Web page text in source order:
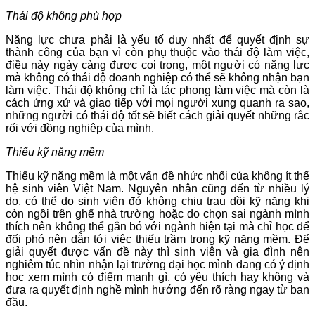
Thái độ không phù hợp
Năng lực chưa phải là yếu tố duy nhất để quyết định sự
thành công của bạn vì còn phụ thuộc vào thái độ làm việc,
điều này ngày càng được coi trọng, một người có năng lực
mà không có thái độ doanh nghiệp có thể sẽ không nhận bạn
làm việc. Thái độ không chỉ là tác phong làm việc mà còn là
cách ứng xử và giao tiếp với mọi người xung quanh ra sao,
những người có thái độ tốt sẽ biết cách giải quyết những rắc
rối với đồng nghiệp của mình.
Thiếu kỹ năng mềm
Thiếu kỹ năng mềm là một vấn đề nhức nhối của không ít thế
hệ sinh viên Việt Nam. Nguyên nhân cũng đến từ nhiều lý
do, có thể do sinh viên đó không chịu trau dồi kỹ năng khi
còn ngồi trên ghế nhà trường hoặc do chọn sai ngành mình
thích nên không thể gắn bó với ngành hiện tại mà chỉ học để
đối phó nên dẫn tới việc thiếu trầm trọng kỹ năng mềm. Để
giải quyết được vấn đề này thì sinh viên và gia đình nên
nghiêm túc nhìn nhận lại trường đại học mình đang có ý định
học xem mình có điểm mạnh gì, có yêu thích hay không và
đưa ra quyết định nghề mình hướng đến rõ ràng ngay từ ban
đầu.